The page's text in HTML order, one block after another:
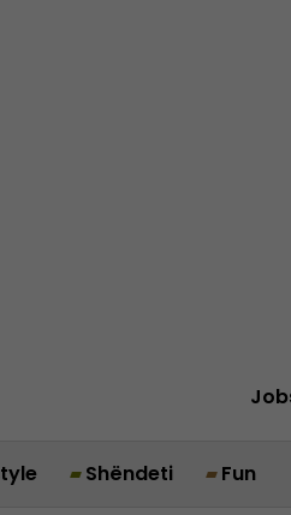
Shëndeti Fun